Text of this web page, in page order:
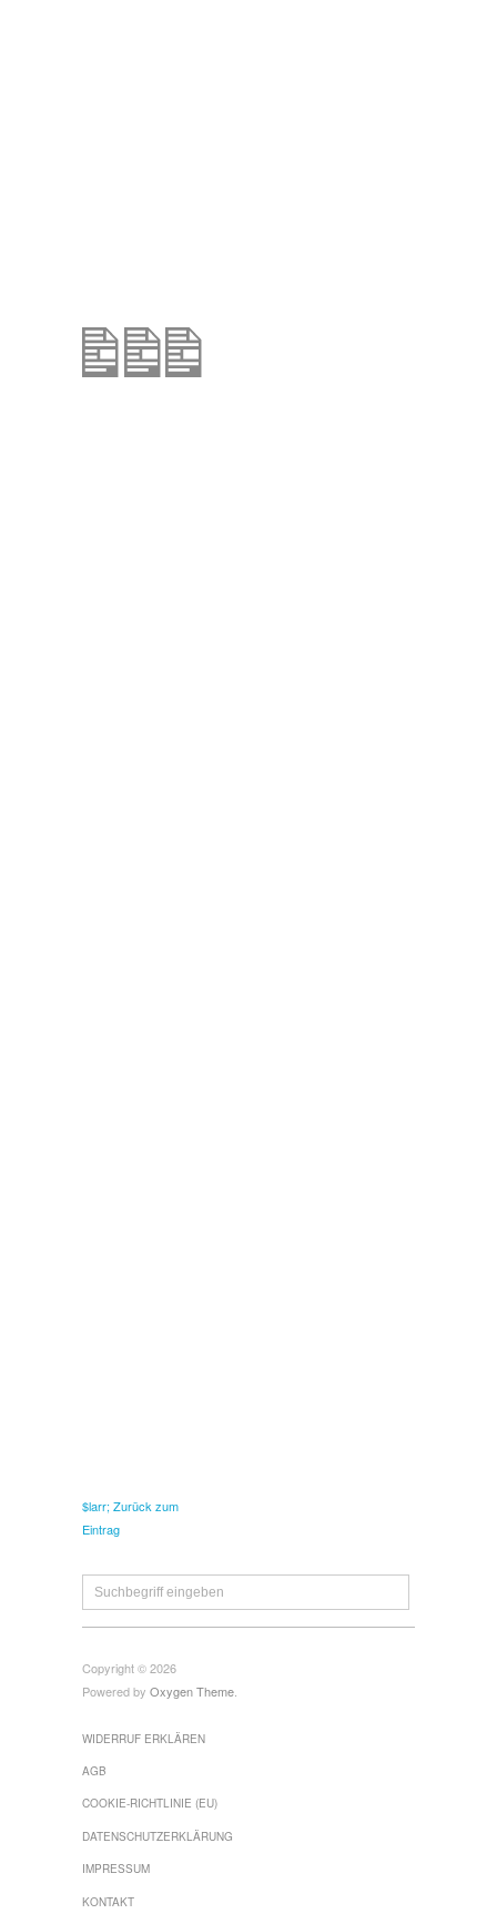
$larr; Zurück zum
Eintrag
Copyright © 2026
Powered by Oxygen Theme
WIDERRUF ERKLÄREN
AGB
COOKIE-RICHTLINIE (EU)
DATENSCHUTZERKLÄRUNG
IMPRESSUM
KONTAKT